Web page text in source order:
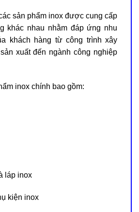
sản phẩm inox được cung cấp
khác nhau nhằm đáp ứng nhu
khách hàng từ công trình xây
xuất đến ngành công nghiệp
inox chính bao gồm:
láp inox
kiện inox